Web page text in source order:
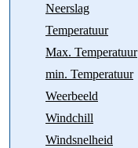
Neerslag
Temperatuur
Max. Temperatuur
min. Temperatuur
Weerbeeld
Windchill
Windsnelheid